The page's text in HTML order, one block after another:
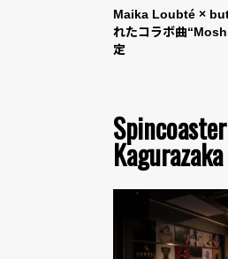
Maika Loubté ×
れたコラボ曲
定
Kagurazaka